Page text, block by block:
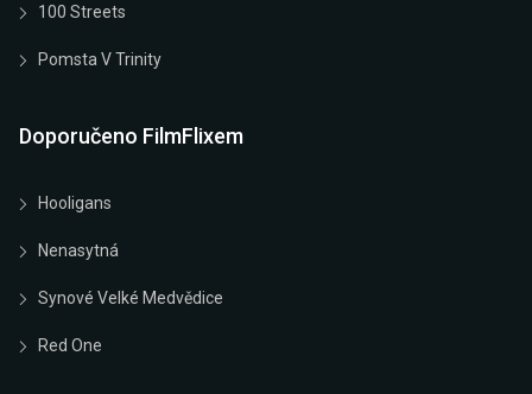
100 Streets
Pomsta V Trinity
Doporučeno FilmFlixem
Hooligans
Nenasytná
Synové Velké Medvědice
Red One